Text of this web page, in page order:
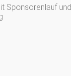
Sponsorenlauf und